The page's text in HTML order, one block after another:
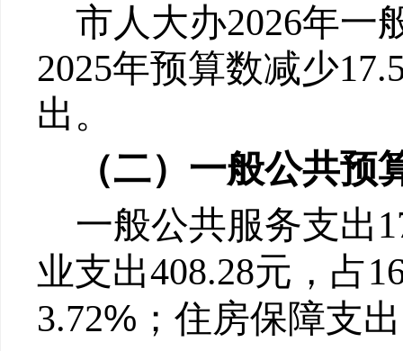
市人大办2026年一
2025年预算数减少
出。
（二）一般公共
一般公共服务支出
业支出408.28元 ，占
3.72% ；住房保障支出